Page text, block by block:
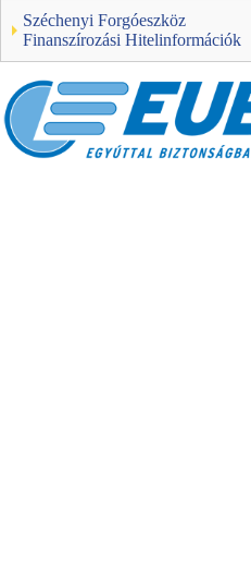
Széchenyi Forgóeszköz
Finanszírozási Hitelinformációk